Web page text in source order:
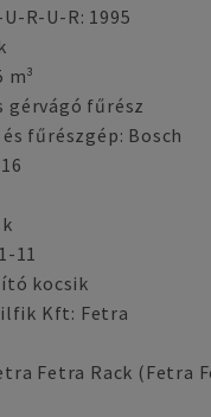
R-U-R: 1995
m³
gérvágó fűrész
fűrészgép: Bosch
11
kocsik
Kft: Fetra
Fetra Rack (Fetra